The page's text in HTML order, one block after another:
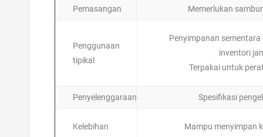
Pemasangan Memerlukan
Penggunaan
tipikal
Penyimpanan
inventori
Terpakai untuk
Penyelenggaraan Spesifikasi
Kelebihan Mampu menyimpan